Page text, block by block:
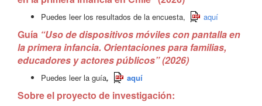
Puedes leer los resultados de la encuesta, aquí
Guía “Uso de dispositivos móviles con pantalla en
la primera infancia. Orientaciones para familias,
educadores y actores públicos” (2026)
Puedes leer la guía, aquí
Sobre el proyecto de investigación: